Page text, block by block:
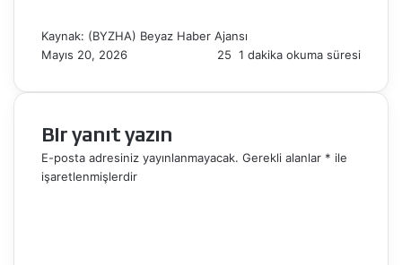
Kaynak: (BYZHA) Beyaz Haber Ajansı
Mayıs 20, 2026
25 1 dakika okuma süresi
Bir yanıt yazın
E-posta adresiniz yayınlanmayacak. Gerekli alanlar * ile
işaretlenmişlerdir